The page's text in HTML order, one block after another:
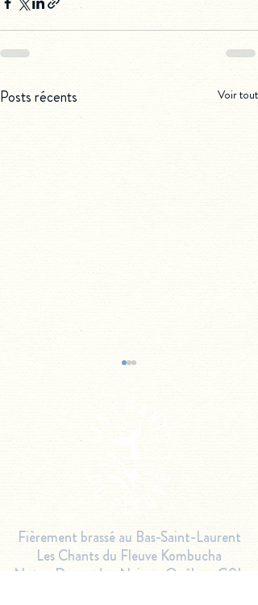
Posts récents Voir tout
Fièrement brassé au Bas-Saint-Laurent
Les Chants du Fleuve Kombucha
Notre-Dame-des-Neiges, Québec G0L